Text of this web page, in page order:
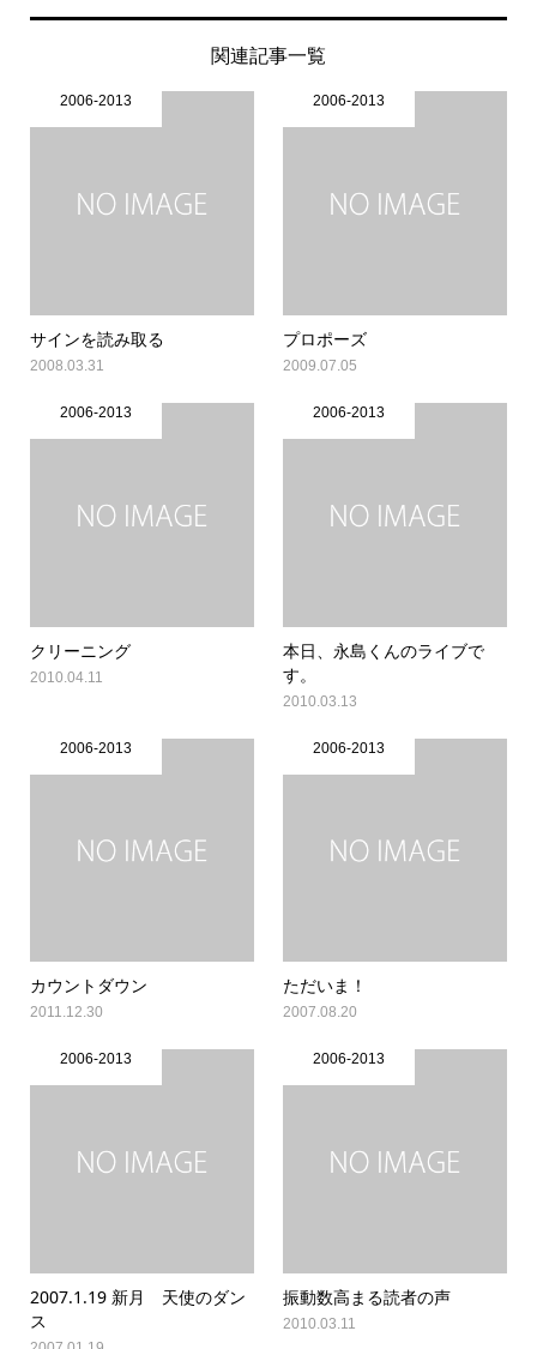
関連記事一覧
2006-2013
サインを読み取る
2008.03.31
2006-2013
プロポーズ
2009.07.05
2006-2013
クリーニング
2010.04.11
2006-2013
本日、永島くんのライブで
す。
2010.03.13
2006-2013
カウントダウン
2011.12.30
2006-2013
ただいま！
2007.08.20
2006-2013
2007.1.19 新月 天使のダン
ス
2006-2013
振動数高まる読者の声
2010.03.11